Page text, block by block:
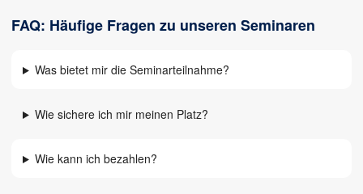
FAQ: Häufige Fragen zu unseren Seminaren
Was bietet mir die Seminarteilnahme?
Wie sichere ich mir meinen Platz?
Wie kann ich bezahlen?